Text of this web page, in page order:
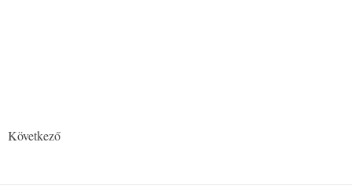
Következő